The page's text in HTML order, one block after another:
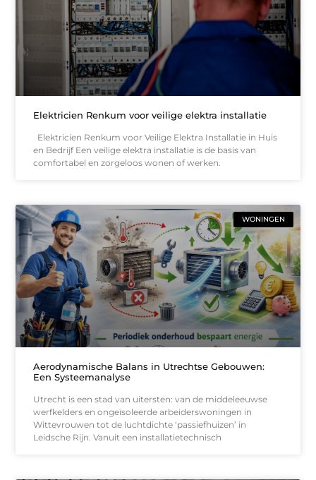
Elektricien Renkum voor veilige elektra installatie
Elektricien Renkum voor Veilige Elektra Installatie in Huis
en Bedrijf Een veilige elektra installatie is de basis van
comfortabel en zorgeloos wonen of werken.
WONINGEN
Aerodynamische Balans in Utrechtse Gebouwen:
Een Systeemanalyse
Utrecht is een stad van uitersten: van de middeleeuwse
werfkelders en ongeïsoleerde arbeiderswoningen in
Wittevrouwen tot de luchtdichte ‘passiefhuizen’ in
Leidsche Rijn. Vanuit een installatietechnisch